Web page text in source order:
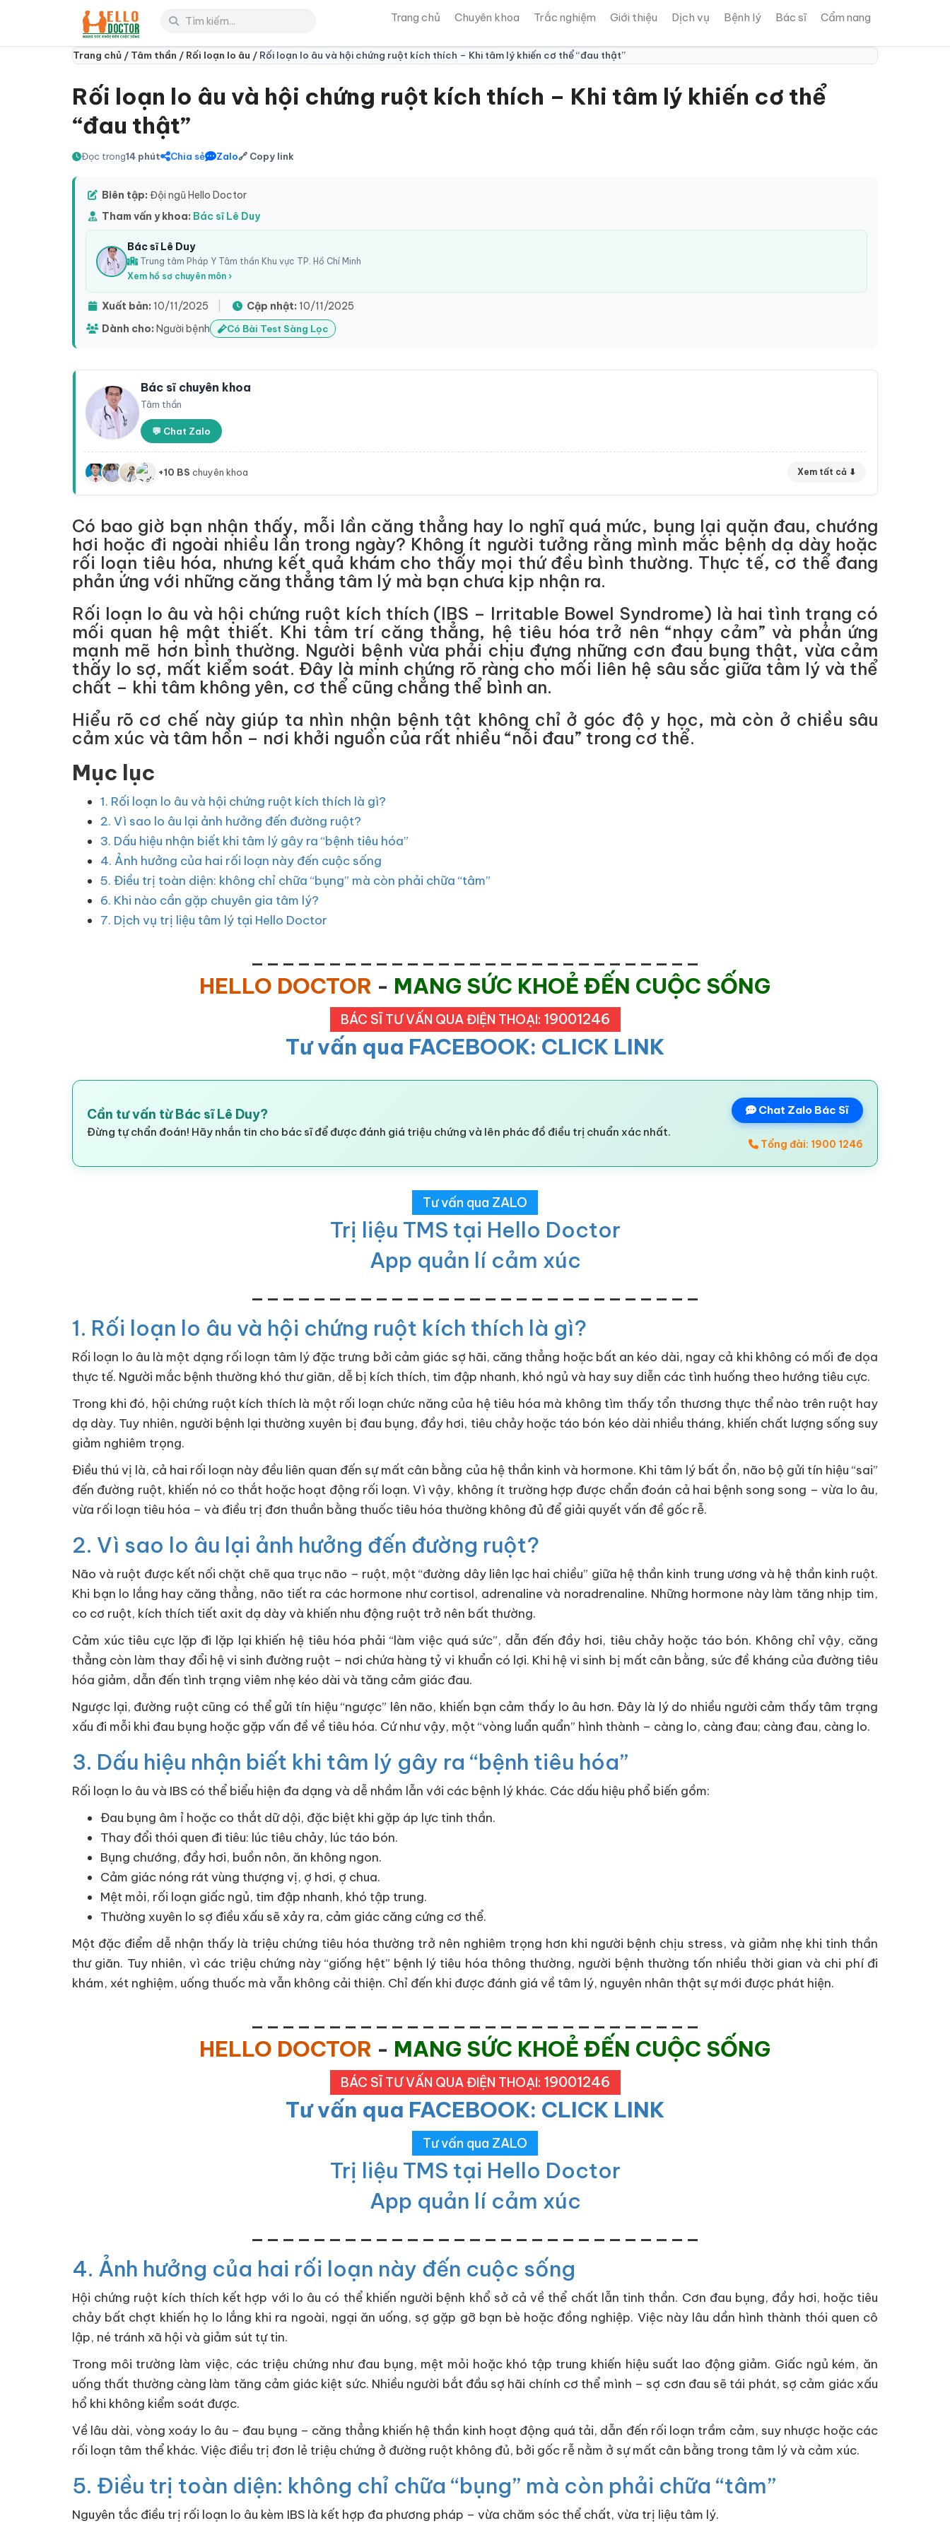
Trang chủ Chuyên khoa Trắc nghiệm Giới thiệu Dịch vụ Bệnh lý Bác sĩ Cẩm nang
Trang chủ / Tâm thần / Rối loạn lo âu / Rối loạn lo âu và hội chứng ruột kích thích – Khi tâm lý khiến cơ thể “đau thật”
Rối loạn lo âu và hội chứng ruột kích thích – Khi tâm lý khiến cơ thể
“đau thật”
Đọc trong14 phút Chia sẻ Zalo🔗 Copy link
Biên tập: Đội ngũ Hello Doctor
Tham vấn y khoa: Bác sĩ Lê Duy
Bác sĩ Lê Duy
Trung tâm Pháp Y Tâm thần Khu vực TP. Hồ Chí Minh
Xem hồ sơ chuyên môn ›
Xuất bản: 10/11/2025 Cập nhật: 10/11/2025
Dành cho: Người bệnh Có Bài Test Sàng Lọc
Bác sĩ chuyên khoa
Tâm thần
💬 Chat Zalo
+10 BS chuyên khoa Xem tất cả ⬇
Có bao giờ bạn nhận thấy, mỗi lần căng thẳng hay lo nghĩ quá mức, bụng lại quặn đau, chướng
hơi hoặc đi ngoài nhiều lần trong ngày? Không ít người tưởng rằng mình mắc bệnh dạ dày hoặc
rối loạn tiêu hóa, nhưng kết quả khám cho thấy mọi thứ đều bình thường. Thực tế, cơ thể đang
phản ứng với những căng thẳng tâm lý mà bạn chưa kịp nhận ra.
Rối loạn lo âu và hội chứng ruột kích thích (IBS – Irritable Bowel Syndrome) là hai tình trạng có
mối quan hệ mật thiết. Khi tâm trí căng thẳng, hệ tiêu hóa trở nên “nhạy cảm” và phản ứng
mạnh mẽ hơn bình thường. Người bệnh vừa phải chịu đựng những cơn đau bụng thật, vừa cảm
thấy lo sợ, mất kiểm soát. Đây là minh chứng rõ ràng cho mối liên hệ sâu sắc giữa tâm lý và thể
chất – khi tâm không yên, cơ thể cũng chẳng thể bình an.
Hiểu rõ cơ chế này giúp ta nhìn nhận bệnh tật không chỉ ở góc độ y học, mà còn ở chiều sâu
cảm xúc và tâm hồn – nơi khởi nguồn của rất nhiều “nỗi đau” trong cơ thể.
Mục lục
1. Rối loạn lo âu và hội chứng ruột kích thích là gì?
2. Vì sao lo âu lại ảnh hưởng đến đường ruột?
3. Dấu hiệu nhận biết khi tâm lý gây ra “bệnh tiêu hóa”
4. Ảnh hưởng của hai rối loạn này đến cuộc sống
5. Điều trị toàn diện: không chỉ chữa “bụng” mà còn phải chữa “tâm”
6. Khi nào cần gặp chuyên gia tâm lý?
7. Dịch vụ trị liệu tâm lý tại Hello Doctor
HELLO DOCTOR - MANG SỨC KHOẺ ĐẾN CUỘC SỐNG
BÁC SĨ TƯ VẤN QUA ĐIỆN THOẠI: 19001246
Tư vấn qua FACEBOOK: CLICK LINK
Cần tư vấn từ Bác sĩ Lê Duy?
Đừng tự chẩn đoán! Hãy nhắn tin cho bác sĩ để được đánh giá triệu chứng và lên phác đồ điều trị chuẩn xác nhất.
Chat Zalo Bác Sĩ
Tổng đài: 1900 1246
Tư vấn qua ZALO
Trị liệu TMS tại Hello Doctor
App quản lí cảm xúc
1. Rối loạn lo âu và hội chứng ruột kích thích là gì?
Rối loạn lo âu là một dạng rối loạn tâm lý đặc trưng bởi cảm giác sợ hãi, căng thẳng hoặc bất an kéo dài, ngay cả khi không có mối đe dọa
thực tế. Người mắc bệnh thường khó thư giãn, dễ bị kích thích, tim đập nhanh, khó ngủ và hay suy diễn các tình huống theo hướng tiêu cực.
Trong khi đó, hội chứng ruột kích thích là một rối loạn chức năng của hệ tiêu hóa mà không tìm thấy tổn thương thực thể nào trên ruột hay
dạ dày. Tuy nhiên, người bệnh lại thường xuyên bị đau bụng, đầy hơi, tiêu chảy hoặc táo bón kéo dài nhiều tháng, khiến chất lượng sống suy
giảm nghiêm trọng.
Điều thú vị là, cả hai rối loạn này đều liên quan đến sự mất cân bằng của hệ thần kinh và hormone. Khi tâm lý bất ổn, não bộ gửi tín hiệu “sai”
đến đường ruột, khiến nó co thắt hoặc hoạt động rối loạn. Vì vậy, không ít trường hợp được chẩn đoán cả hai bệnh song song – vừa lo âu,
vừa rối loạn tiêu hóa – và điều trị đơn thuần bằng thuốc tiêu hóa thường không đủ để giải quyết vấn đề gốc rễ.
2. Vì sao lo âu lại ảnh hưởng đến đường ruột?
Não và ruột được kết nối chặt chẽ qua trục não – ruột, một “đường dây liên lạc hai chiều” giữa hệ thần kinh trung ương và hệ thần kinh ruột.
Khi bạn lo lắng hay căng thẳng, não tiết ra các hormone như cortisol, adrenaline và noradrenaline. Những hormone này làm tăng nhịp tim,
co cơ ruột, kích thích tiết axit dạ dày và khiến nhu động ruột trở nên bất thường.
Cảm xúc tiêu cực lặp đi lặp lại khiến hệ tiêu hóa phải “làm việc quá sức”, dẫn đến đầy hơi, tiêu chảy hoặc táo bón. Không chỉ vậy, căng
thẳng còn làm thay đổi hệ vi sinh đường ruột – nơi chứa hàng tỷ vi khuẩn có lợi. Khi hệ vi sinh bị mất cân bằng, sức đề kháng của đường tiêu
hóa giảm, dẫn đến tình trạng viêm nhẹ kéo dài và tăng cảm giác đau.
Ngược lại, đường ruột cũng có thể gửi tín hiệu “ngược” lên não, khiến bạn cảm thấy lo âu hơn. Đây là lý do nhiều người cảm thấy tâm trạng
xấu đi mỗi khi đau bụng hoặc gặp vấn đề về tiêu hóa. Cứ như vậy, một “vòng luẩn quẩn” hình thành – càng lo, càng đau; càng đau, càng lo.
3. Dấu hiệu nhận biết khi tâm lý gây ra “bệnh tiêu hóa”
Rối loạn lo âu và IBS có thể biểu hiện đa dạng và dễ nhầm lẫn với các bệnh lý khác. Các dấu hiệu phổ biến gồm:
Đau bụng âm ỉ hoặc co thắt dữ dội, đặc biệt khi gặp áp lực tinh thần.
Thay đổi thói quen đi tiêu: lúc tiêu chảy, lúc táo bón.
Bụng chướng, đầy hơi, buồn nôn, ăn không ngon.
Cảm giác nóng rát vùng thượng vị, ợ hơi, ợ chua.
Mệt mỏi, rối loạn giấc ngủ, tim đập nhanh, khó tập trung.
Thường xuyên lo sợ điều xấu sẽ xảy ra, cảm giác căng cứng cơ thể.
Một đặc điểm dễ nhận thấy là triệu chứng tiêu hóa thường trở nên nghiêm trọng hơn khi người bệnh chịu stress, và giảm nhẹ khi tinh thần
thư giãn. Tuy nhiên, vì các triệu chứng này “giống hệt” bệnh lý tiêu hóa thông thường, người bệnh thường tốn nhiều thời gian và chi phí đi
khám, xét nghiệm, uống thuốc mà vẫn không cải thiện. Chỉ đến khi được đánh giá về tâm lý, nguyên nhân thật sự mới được phát hiện.
HELLO DOCTOR - MANG SỨC KHOẺ ĐẾN CUỘC SỐNG
BÁC SĨ TƯ VẤN QUA ĐIỆN THOẠI: 19001246
Tư vấn qua FACEBOOK: CLICK LINK
Tư vấn qua ZALO
Trị liệu TMS tại Hello Doctor
App quản lí cảm xúc
4. Ảnh hưởng của hai rối loạn này đến cuộc sống
Hội chứng ruột kích thích kết hợp với lo âu có thể khiến người bệnh khổ sở cả về thể chất lẫn tinh thần. Cơn đau bụng, đầy hơi, hoặc tiêu
chảy bất chợt khiến họ lo lắng khi ra ngoài, ngại ăn uống, sợ gặp gỡ bạn bè hoặc đồng nghiệp. Việc này lâu dần hình thành thói quen cô
lập, né tránh xã hội và giảm sút tự tin.
Trong môi trường làm việc, các triệu chứng như đau bụng, mệt mỏi hoặc khó tập trung khiến hiệu suất lao động giảm. Giấc ngủ kém, ăn
uống thất thường càng làm tăng cảm giác kiệt sức. Nhiều người bắt đầu sợ hãi chính cơ thể mình – sợ cơn đau sẽ tái phát, sợ cảm giác xấu
hổ khi không kiểm soát được.
Về lâu dài, vòng xoáy lo âu – đau bụng – căng thẳng khiến hệ thần kinh hoạt động quá tải, dẫn đến rối loạn trầm cảm, suy nhược hoặc các
rối loạn tâm thể khác. Việc điều trị đơn lẻ triệu chứng ở đường ruột không đủ, bởi gốc rễ nằm ở sự mất cân bằng trong tâm lý và cảm xúc.
5. Điều trị toàn diện: không chỉ chữa “bụng” mà còn phải chữa “tâm”
Nguyên tắc điều trị rối loạn lo âu kèm IBS là kết hợp đa phương pháp – vừa chăm sóc thể chất, vừa trị liệu tâm lý.